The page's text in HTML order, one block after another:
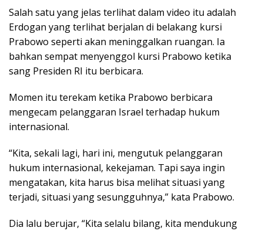
Salah satu yang jelas terlihat dalam video itu adalah
Erdogan yang terlihat berjalan di belakang kursi
Prabowo seperti akan meninggalkan ruangan. Ia
bahkan sempat menyenggol kursi Prabowo ketika
sang Presiden RI itu berbicara.
Momen itu terekam ketika Prabowo berbicara
mengecam pelanggaran Israel terhadap hukum
internasional.
“Kita, sekali lagi, hari ini, mengutuk pelanggaran
hukum internasional, kekejaman. Tapi saya ingin
mengatakan, kita harus bisa melihat situasi yang
terjadi, situasi yang sesungguhnya,” kata Prabowo.
Dia lalu berujar, “Kita selalu bilang, kita mendukung